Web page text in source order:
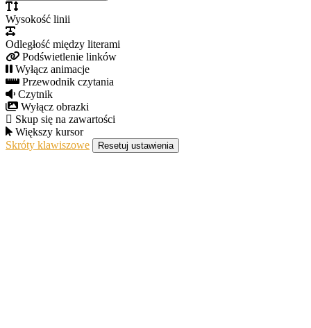
Wysokość linii
Odległość między literami
Podświetlenie linków
Wyłącz animacje
Przewodnik czytania
Czytnik
Wyłącz obrazki
Skup się na zawartości
Większy kursor
Skróty klawiszowe
Resetuj ustawienia